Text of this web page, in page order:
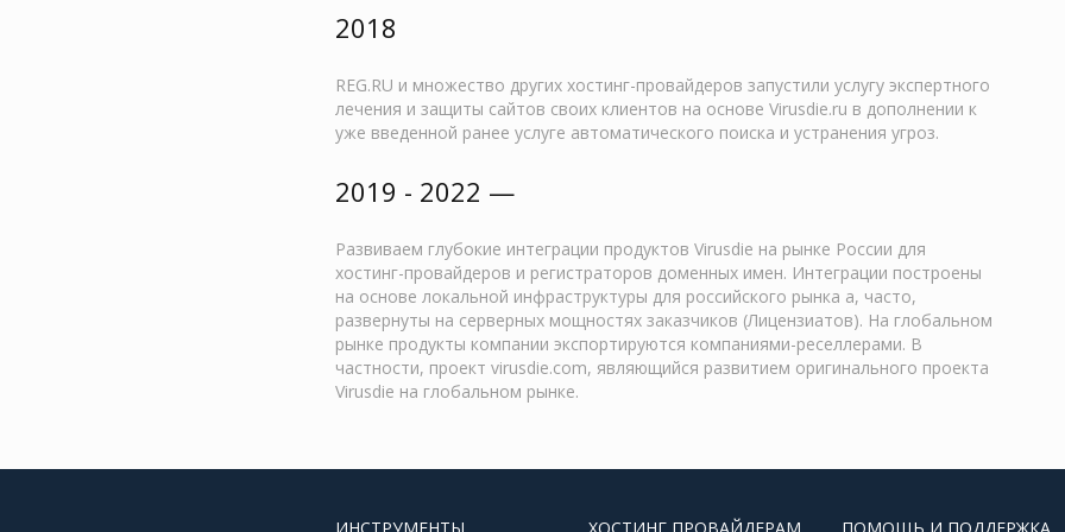
2018
REG.RU и множество других хостинг-провайдеров запустили услугу экспертного
лечения и защиты сайтов своих клиентов на основе Virusdie.ru в дополнении к
уже введенной ранее услуге автоматического поиска и устранения угроз.
2019 - 2022 —
Развиваем глубокие интеграции продуктов Virusdie на рынке России для
хостинг-провайдеров и регистраторов доменных имен. Интеграции построены
на основе локальной инфраструктуры для российского рынка а, часто,
развернуты на серверных мощностях заказчиков (Лицензиатов). На глобальном
рынке продукты компании экспортируются компаниями-реселлерами. В
частности, проект virusdie.com, являющийся развитием оригинального проекта
Virusdie на глобальном рынке.